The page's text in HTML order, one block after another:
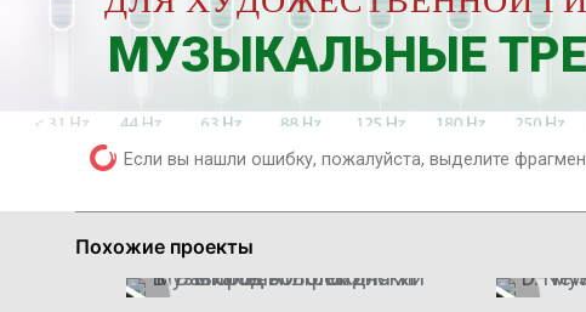
МУЗЫКАЛЬНЫЕ
Если вы нашли ошибку, пожалуйста, выделите
Похожие проекты